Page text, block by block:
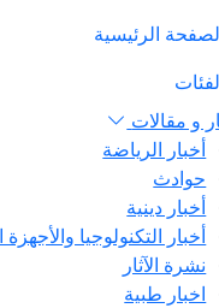
الرئيسية
و مقالات
أخبار الرياضة
حوادث
أخبار دينية
أخبار التكنولوجيا والأجهزة
نشرة الآثار
اخبار طبية